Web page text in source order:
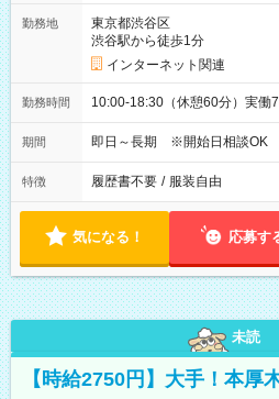
勤務地
東京都渋谷区
渋谷駅から徒歩1分
インターネット関連
勤務時間 10:00-18:30（休憩60分）実働
期間 即日～長期 ※開始日相談OK
特徴 履歴書不要 / 服装自由
気になる！ 応募す
未読
【時給2750円】大手！本厚